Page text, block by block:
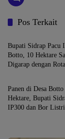
Pos Terkait
SIDRAP
Bupati Sidrap Pacu
Botto, 10 Hektare
Digarap dengan
SIDRAP
Panen di Desa
Hektare, Bupati
IP300 dan Bor